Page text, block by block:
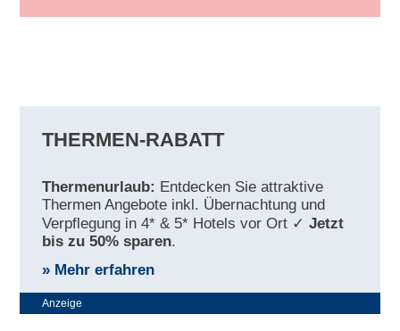
THERMEN-RABATT
Thermenurlaub: Entdecken Sie attraktive
Thermen Angebote inkl. Übernachtung und
Verpflegung in 4* & 5* Hotels vor Ort ✓Jetzt
bis zu 50% sparen.
» Mehr erfahren
Anzeige